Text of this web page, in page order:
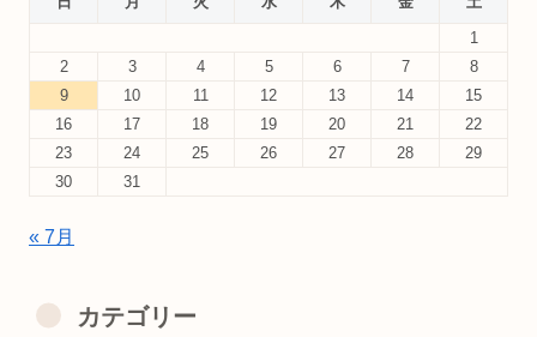
1
2
3 4 5 6 7
8
9
10 11 12 13 14
15
16
17 18 19 20 21
22
23
24 25 26 27 28
29
30
31
« 7月
カテゴリー